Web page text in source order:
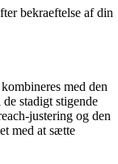
bekraeftelse af din
med den
stadigt stigende
justering og den
med at sætte